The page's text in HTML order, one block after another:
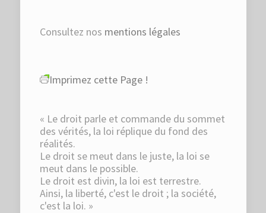
Consultez nos mentions légales
Imprimez cette Page !
« Le droit parle et commande du sommet
des vérités, la loi réplique du fond des
réalités.
Le droit se meut dans le juste, la loi se
meut dans le possible.
Le droit est divin, la loi est terrestre.
Ainsi, la liberté, c'est le droit ; la société,
c'est la loi. »